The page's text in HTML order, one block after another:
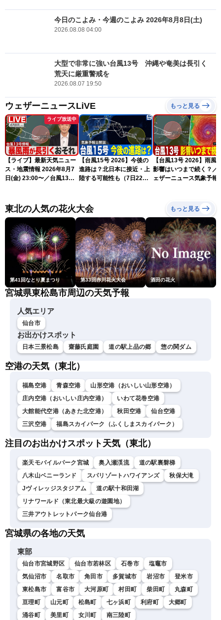
今日のこよみ・今週のこよみ 2026年8月8日(土)
2026.08.08 04:00
大型で非常に強い台風13号 沖縄や奄美は長引く
荒天に厳重警戒を
2026.08.07 19:50
ウェザーニュースLiVE もっと見る
ライブ放送中
【ライブ】最新天気ニュー
ス・地震情報 2026年8月7
日(金) 23:00〜／台風13号
【台風15号 2026】今後の
進路は？北日本に接近・上
陸する可能性も（7日22時
【台風13号 2026】雨風
影響はいつまで続く？／
ェザーニュース気象予報
東北の人気の花火大会 もっと見る
第41回なとり夏まつり 第33回赤川花火大会 酒田の花火
宮城県東松島市周辺の天気予報
人気エリア
仙台市
お出かけスポット
日本三景松島 齋藤氏庭園 道の駅上品の郷 惣の関ダム
空港の天気（東北）
福島空港 青森空港
山形空港（おいしい山形空港）
庄内空港（おいしい庄内空港）
いわて花巻空港
大館能代空港（あきた北空港）
秋田空港
仙台空港
三沢空港
福島スカイパーク（ふくしまスカイパーク）
注目のお出かけスポット天気（東北）
楽天モバイルパーク宮城 奥入瀬渓流
道の駅裏磐梯
八木山ベニーランド
スパリゾートハワイアンズ
秋保大滝
Jヴィレッジスタジアム
道の駅十和田湖
リナワールド（東北最大級の遊園地）
三井アウトレットパーク仙台港
宮城県の各地の天気
東部
仙台市宮城野区 仙台市若林区 石巻市
塩竈市
気仙沼市
名取市 角田市 多賀城市 岩沼市
登米市
東松島市
富谷市 大河原町 村田町 柴田町
丸森町
亘理町
山元町 松島町 七ヶ浜町 利府町
大郷町
涌谷町
美里町 女川町 南三陸町